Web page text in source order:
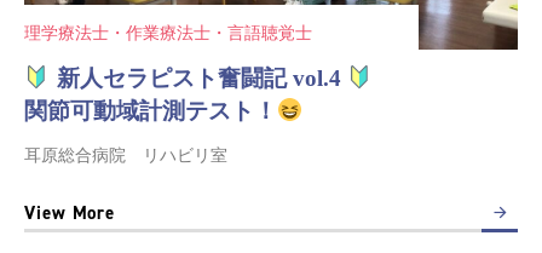
理学療法士・作業療法士・言語聴覚士
新人セラピスト奮闘記 vol.4
関節可動域計測テスト！
耳原総合病院 リハビリ室
View More